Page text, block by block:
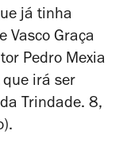
já tinha
Vasco Graça
Pedro Mexia
que irá ser
Trindade. 8,